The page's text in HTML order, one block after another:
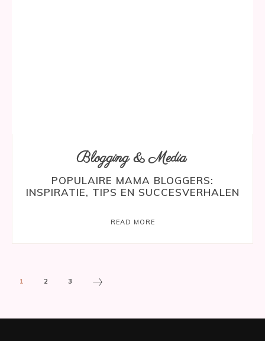
Blogging & Media
POPULAIRE MAMA BLOGGERS:
INSPIRATIE, TIPS EN SUCCESVERHALEN
READ MORE
1 2 3